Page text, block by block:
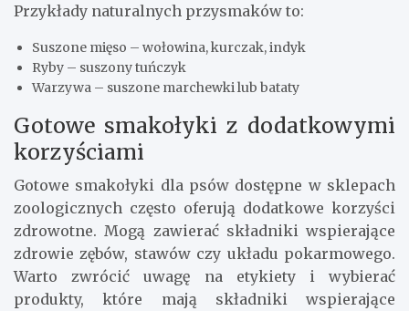
Przykłady naturalnych przysmaków to:
Suszone mięso – wołowina, kurczak, indyk
Ryby – suszony tuńczyk
Warzywa – suszone marchewki lub bataty
Gotowe smakołyki z dodatkowymi
korzyściami
Gotowe smakołyki dla psów dostępne w sklepach
zoologicznych często oferują dodatkowe korzyści
zdrowotne. Mogą zawierać składniki wspierające
zdrowie zębów, stawów czy układu pokarmowego.
Warto zwrócić uwagę na etykiety i wybierać
produkty, które mają składniki wspierające